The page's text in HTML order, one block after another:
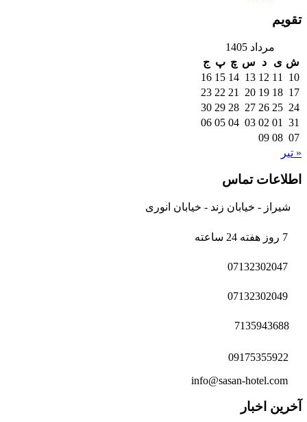
تقویم
مرداد 1405
ش ی د س چ پ ج
10
11
12
13
14
15
16
17
18
19
20
21
22
23
24
25
26
27
28
29
30
31
01
02
03
04
05
06
07
08
09
« تیر
اطلاعات تماس
شیراز - خیابان زند - خیابان انوری
آخرین اخبار